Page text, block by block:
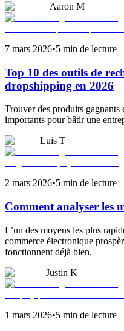
Aaron M
7 mars 2026•5 min de lecture
Top 10 des outils de
dropshipping en 2026
Trouver des produits gagnants
importants pour bâtir une
Luis T
2 mars 2026•5 min de lecture
Comment analyser les
L’un des moyens les plus
commerce électronique
fonctionnent déjà bien.
Justin K
1 mars 2026•5 min de lecture